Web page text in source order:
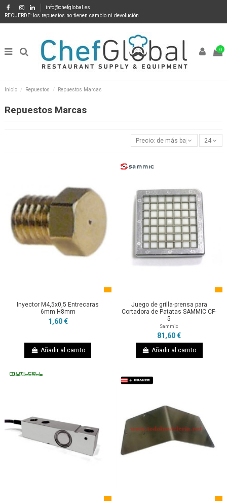
info@chefglobal.es
RECUERDE: los repuestos no tienen cambio ni devolución
0
Inicio Repuestos Repuestos Marcas
Repuestos Marcas
Precio: de más bajo a más alto
24
Inyector M4,5x0,5 Entrecaras
6mm H8mm
1,60 €
Añadir al carrito
Juego de grilla-prensa para
Cortadora de Patatas SAMMIC CF-
5
Sammic
81,60 €
Añadir al carrito